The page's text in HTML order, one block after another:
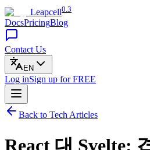
Leapcell0.3
DocsPricingBlog
Contact Us
EN
Log inSign up for FREE
Back to Tech Articles
React 대 Svelte: